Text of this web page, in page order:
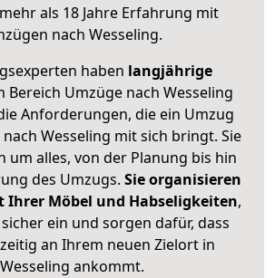
als 18 Jahre Erfahrung mit
nach Wesseling.
haben langjährige
Bereich Umzüge nach Wesseling
Anforderungen, die ein Umzug
Wesseling mit sich bringt. Sie
um alles, von der Planung bis hin
des Umzugs. Sie organisieren
Ihrer Möbel und Habseligkeiten,
ein und sorgen dafür, dass
an Ihrem neuen Zielort in
Wesseling ankommt.